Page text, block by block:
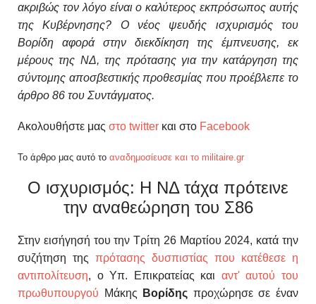
ακριβώς τον λόγο είναι ο καλύτερος εκπρόσωπος αυτής
της Κυβέρνησης? Ο νέος ψευδής ισχυρισμός του
Βορίδη αφορά στην διεκδίκηση της έμπνευσης, εκ
μέρους της ΝΔ, της πρότασης για την κατάργηση της
σύντομης αποσβεστικής προθεσμίας που προέβλεπε το
άρθρο 86 του Συντάγματος.
Ακολουθήστε μας στο twitter και στο Facebook
Το άρθρο μας αυτό το αναδημοσίευσε και το militaire.gr
Ο ισχυρισμός: Η ΝΔ τάχα πρότεινε
την αναθεώρηση του Σ86
Στην εισήγησή του την Τρίτη 26 Μαρτίου 2024, κατά την
συζήτηση της πρότασης δυσπιστίας που κατέθεσε η
αντιπολίτευση, ο Υπ. Επικρατείας και αντ' αυτού του
πρωθυπουργού Μάκης Βορίδης προχώρησε σε έναν